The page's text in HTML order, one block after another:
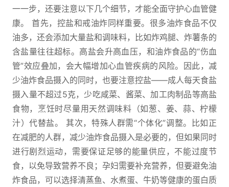
一一步，还要注意以下几个细节，才能全面守护心血管健
康。 首先，控盐和戒油炸同样重要。很多油炸食品不仅
油多，还会添加大量盐和调味料，比如炸鸡腿、炸薯条的
含盐量往往超标。高盐会升高血压，和油炸食品的“伤血
管”效应叠加，会大幅增加心血管疾病的风险。因此，减
少油炸食品摄入的同时，也要注意控盐——成人每天食盐
摄入量不超过5克，少吃咸菜、酱菜、加工肉制品等高盐
食物，烹饪时尽量用天然调味料（如葱、姜、蒜、柠檬
汁）代替盐。 其次，特殊人群需“个体化”调整。比如正
在减肥的人群，减少油炸食品摄入是必要的，但如果同时
进行剧烈运动，需要保证足够的能量供应，不能过度节
食，以免导致营养不良；孕妇需要补充营养，但要避免油
炸食品，可以选择清蒸鱼、水煮蛋、牛奶等健康的蛋白质